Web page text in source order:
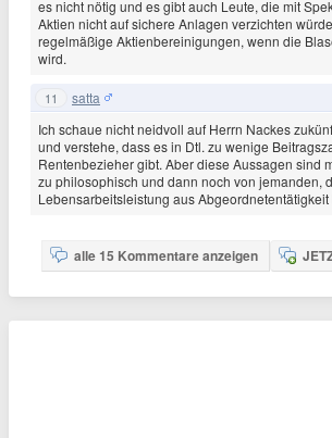
es nicht nötig und es gibt auch Leute, die mit
Aktien nicht auf sichere Anlagen verzichten
regelmäßige Aktienbereinigungen, wenn die
wird.
11 satta
Ich schaue nicht neidvoll auf Herrn Nackes
und verstehe, dass es in Dtl. zu wenige
Rentenbezieher gibt. Aber diese Aussagen sind
zu philosophisch und dann noch von jemanden,
Lebensarbeitsleistung aus Abgeordnetentätigkeit
alle 15 Kommentare anzeigen